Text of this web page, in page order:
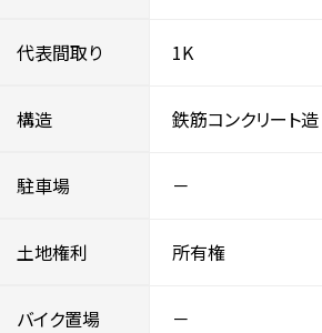
代表間取り 1K
構造 鉄筋コンクリート造
駐車場 －
土地権利 所有権
バイク置場 －